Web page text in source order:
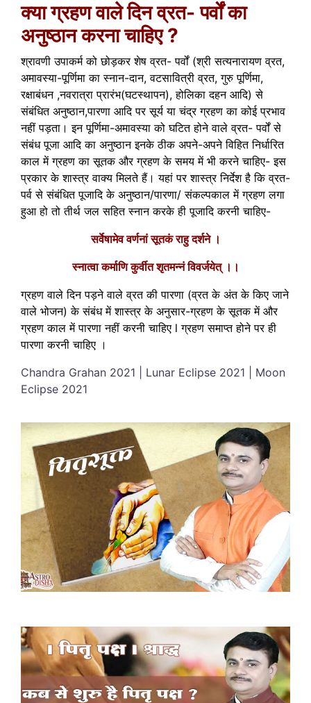
क्या ग्रहण वाले दिन व्रत- पर्वों का
अनुष्ठान करना चाहिए ?
श्रावणी उपाकर्म को छोड़कर शेष व्रत- पर्वों (श्री सत्यनारायण व्रत,
अमावस्या-पूर्णिमा का स्नान-दान, वटसावित्री व्रत, गुरु पूर्णिमा,
रक्षाबंधन ,नवरात्रा प्रारंभ(घटस्थापन), होलिका दहन आदि) से
संबंधित अनुष्ठान,पारणा आदि पर सूर्य या चंद्र ग्रहण का कोई प्रभाव
नहीं पड़ता। इन पूर्णिमा-अमावस्या को घटित होने वाले व्रत- पर्वों से
संबंध पूजा आदि का अनुष्ठान इनके ठीक अपने-अपने विहित निर्धारित
काल में ग्रहण का सूतक और ग्रहण के समय में भी करने चाहिए- इस
प्रकार के शास्त्र वाक्य मिलते हैं। यहां पर शास्त्र निर्देश है कि व्रत-
पर्व से संबंधित पूजादि के अनुष्ठान/पारणा/ संकल्पकाल में ग्रहण लगा
हुआ हो तो तीर्थ जल सहित स्नान करके ही पूजादि करनी चाहिए-
सर्वेषामेव वर्णनां सूतकं राहु दर्शने ।
स्नात्वा कर्माणि कुर्वीत शृतमन्नं विवर्जयेत् ।।
ग्रहण वाले दिन पड़ने वाले व्रत की पारणा (व्रत के अंत के किए जाने
वाले भोजन) के संबंध में शास्त्र के अनुसार-ग्रहण के सूतक में और
ग्रहण काल में पारणा नहीं करनी चाहिए l ग्रहण समाप्त होने पर ही
पारणा करनी चाहिए ।
Chandra Grahan 2021 | Lunar Eclipse 2021 | Moon
Eclipse 2021